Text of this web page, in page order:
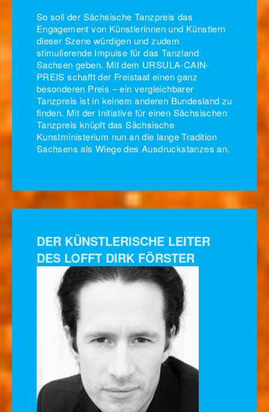
So soll der Sächsische Tanzpreis das
Engagement von Künstlerinnen und Künstlern
dieser Szene würdigen und zudem
stimulierende Impulse für das Tanzland
Sachsen geben. Mit dem URSULA-CAIN-
PREIS schafft der Freistaat einen ganz
besonderen Preis – ein vergleichbarer
Tanzpreis ist in keinem anderen Bundesland zu
finden. Mit der Initiative für einen Sächsischen
Tanzpreis knüpft das Sächsische
Kunstministerium nun an die lange Tradition
Sachsens als Wiege des Ausdruckstanzes an.
DER KÜNSTLERISCHE LEITER
DES LOFFT DIRK FÖRSTER